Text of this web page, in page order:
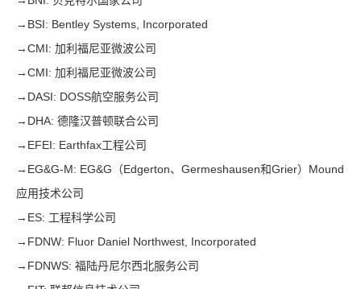
→ BSI: Bentley Systems, Incorporated
→CMI: 加利福尼亚微波公司
→CMI: 加利福尼亚微波公司
→ DASI: DOSS航空服务公司
→ DHA: 德隆汉普顿联合公司
→ EFEI: Earthfax工程公司
→ EG&G-M: EG&G（Edgerton、Germeshausen和Grier）Mound
应用技术公司
→ ES: 工程科学公司
→ FDNW: Fluor Daniel Northwest, Incorporated
→ FDNWS: 福陆丹尼尔西北服务公司